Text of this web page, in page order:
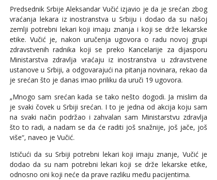
Predsednik Srbije Aleksandar Vučić izjavio je da je srećan zbog
vraćanja lekara iz inostranstva u Srbiju i dodao da su našoj
zemlji potrebni lekari koji imaju znanja i koji se drže lekarske
etike. Vučić je, nakon uručenja ugovora o radu novoj grupi
zdravstvenih radnika koji se preko Kancelarije za dijasporu
Ministarstva zdravlja vraćaju iz inostranstva u zdravstvene
ustanove u Srbiji, a odgovarajući na pitanja novinara, rekao da
je srećan što je danas imao priliku da uruči 19 ugovora.
„Mnogo sam srećan kada se tako nešto dogodi. Ja mislim da
je svaki čovek u Srbiji srećan. I to je jedna od akcija koju sam
na svaki način podržao i zahvalan sam Ministarstvu zdravlja
što to radi, a nadam se da će raditi još snažnije, još jače, još
više“, naveo je Vučić.
Ističući da su Srbiji potrebni lekari koji imaju znanje, Vučić je
dodao da su nam potrebni lekari koji se drže lekarske etike,
odnosno oni koji neće da prave razliku među pacijentima.